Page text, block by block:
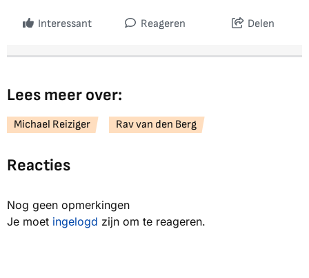
Interessant Reageren Delen
Lees meer over:
Michael Reiziger Rav van den Berg
Reacties
Nog geen opmerkingen
Je moet ingelogd zijn om te reageren.